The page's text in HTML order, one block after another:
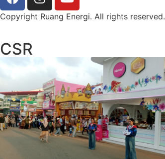
Copyright Ruang Energi. All rights reserved.
CSR